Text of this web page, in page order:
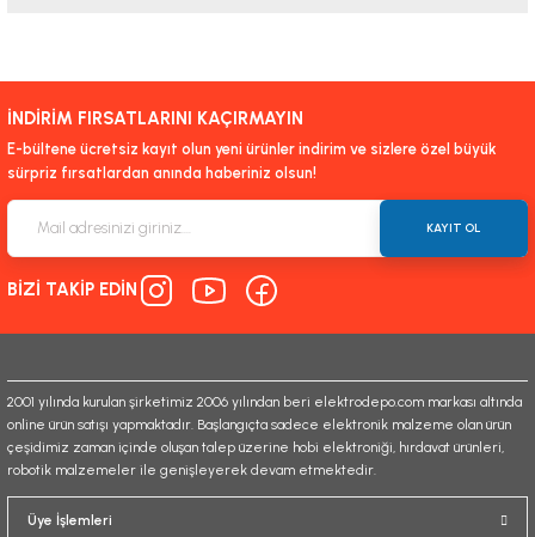
yetersiz gördüğünüz noktaları öneri formunu kullanarak tarafımıza
iletebilirsiniz.
Görüş ve önerileriniz için teşekkür ederiz.
Ürün açıklamasında eksik bilgiler bulunuyor.
Ürün bilgilerinde hatalar bulunuyor.
Ürün fiyatı diğer sitelerden daha pahalı.
Gönder
İNDİRİM FIRSATLARINI KAÇIRMAYIN
E-bültene ücretsiz kayıt olun yeni ürünler indirim ve sizlere özel büyük
sürpriz fırsatlardan anında haberiniz olsun!
KAYIT OL
BİZİ TAKİP EDİN
2001 yılında kurulan şirketimiz 2006 yılından beri elektrodepo.com markası altında
online ürün satışı yapmaktadır. Başlangıçta sadece elektronik malzeme olan ürün
çeşidimiz zaman içinde oluşan talep üzerine hobi elektroniği, hırdavat ürünleri,
robotik malzemeler ile genişleyerek devam etmektedir.
Üye İşlemleri